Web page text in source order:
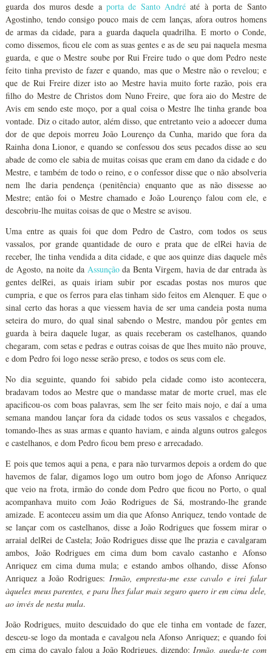
guarda dos muros desde aporta de Santo Andréaté à porta de Santo
Agostinho, tendo consigo pouco mais de cem lanças, afora outros homens
de armas da cidade, para a guarda daquela quadrilha. E morto o Conde,
como dissemos, ficou ele com as suas gentes e as de seu pai naquela mesma
guarda, e que o Mestre soube por Rui Freire tudo o que dom Pedro neste
feito tinha previsto de fazer e quando, mas que o Mestre não o revelou; e
que de Rui Freire dizer isto ao Mestre havia muito forte razão, pois era
filho do Mestre de Christos dom Nuno Freire, que fora aio do Mestre de
Avis em sendo este moço, por a qual coisa o Mestre lhe tinha grande boa
vontade. Diz o citado autor, além disso, que entretanto veio a adoecer duma
dor de que depois morreu João Lourenço da Cunha, marido que fora da
Rainha dona Lionor, e quando se confessou dos seus pecados disse ao seu
abade de como ele sabia de muitas coisas que eram em dano da cidade e do
Mestre, e também de todo o reino, e o confessor disse que o não absolveria
nem lhe daria pendença (penitência) enquanto que as não dissesse ao
Mestre; então foi o Mestre chamado e João Lourenço falou com ele, e
descobriu-lhe muitas coisas de que o Mestre se avisou.
Uma entre as quais foi que dom Pedro de Castro, com todos os seus
vassalos, por grande quantidade de ouro e prata que de elRei havia de
receber, lhe tinha vendida a dita cidade, e que aos quinze dias daquele mês
de Agosto, na noite da Assunçãoda Benta Virgem, havia de dar entrada às
gentes delRei, as quais iriam subir por escadas postas nos muros que
cumpria, e que os ferros para elas tinham sido feitos em Alenquer. E que o
sinal certo das horas a que viessem havia de ser uma candeia posta numa
seteira do muro, do qual sinal sabendo o Mestre, mandou pôr gentes em
guarda à beira daquele lugar, as quais receberam os castelhanos, quando
chegaram, com setas e pedras e outras coisas de que lhes muito não prouve,
e dom Pedro foi logo nesse serão preso, e todos os seus com ele.
No dia seguinte, quando foi sabido pela cidade como isto acontecera,
bradavam todos ao Mestre que o mandasse matar de morte cruel, mas ele
apacificou-os com boas palavras, sem lhe ser feito mais nojo, e daí a uma
semana mandou lançar fora da cidade todos os seus vassalos e chegados,
tomando-lhes as suas armas e quanto haviam, e ainda alguns outros galegos
e castelhanos, e dom Pedro ficou bem preso e arrecadado.
E pois que temos aqui a pena, e para não turvarmos depois a ordem do que
havemos de falar, digamos logo um outro bom jogo de Afonso Anriquez
que veio na frota, irmão do conde dom Pedro que ficou no Porto, o qual
acompanhava muito com João Rodrigues de Sá, mostrando-lhe grande
amizade. E aconteceu assim um dia que Afonso Anriquez, tendo vontade de
se lançar com os castelhanos, disse a João Rodrigues que fossem mirar o
arraial delRei de Castela; João Rodrigues disse que lhe prazia e cavalgaram
ambos, João Rodrigues em cima dum bom cavalo castanho e Afonso
Anriquez em cima duma mula; e estando ambos olhando, disse Afonso
Anriquez a João Rodrigues: Irmão, empresta-me esse cavalo e irei falar
àqueles meus parentes, e para lhes falar mais seguro quero ir em cima dele,
ao invés de nesta mula.
João Rodrigues, muito descuidado do que ele tinha em vontade de fazer,
desceu-se logo da montada e cavalgou nela Afonso Anriquez; e quando foi
em cima do cavalo falou a João Rodrigues, dizendo:Irmão, queda-te com